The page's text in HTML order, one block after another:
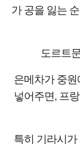
가 공을 잃는
도르트
은메차가 중
넣어주면, 프
특히 기라시